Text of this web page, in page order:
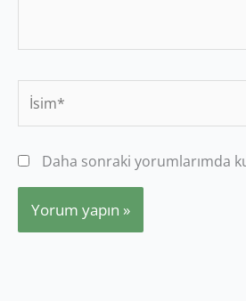
İsim*
Daha sonraki yorumlarımda